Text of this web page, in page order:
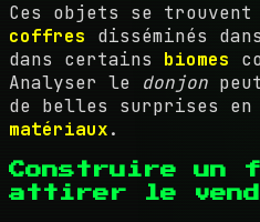
Ces objets se trouvent
coffres disséminés
dans certains biomes
Analyser le donjon
de belles surprises en
matériaux.
Construire un
attirer le